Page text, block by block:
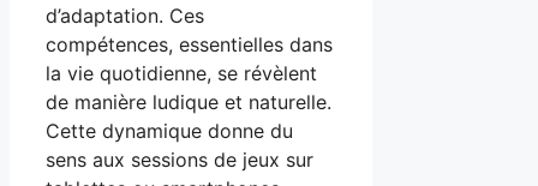
d’adaptation. Ces
compétences, essentielles dans
la vie quotidienne, se révèlent
de manière ludique et naturelle.
Cette dynamique donne du
sens aux sessions de jeux sur